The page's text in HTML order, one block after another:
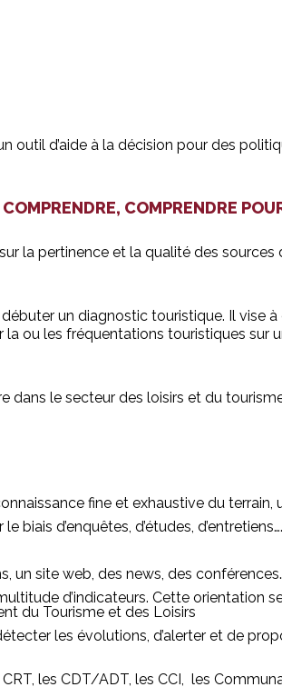
outil d’aide à la décision pour des
COMPRENDRE
la pertinence et la qualité des
un diagnostic touristique. Il vise
ou les fréquentations touristiques sur
dans le secteur des loisirs et du
fine et exhaustive du terrain,
d’enquêtes, d’études, d’entretiens….
un site web, des news, des
d’indicateurs. Cette orientation
du Tourisme et des Loisirs
les évolutions, d’alerter et de
les CDT/ADT, les CCI, les